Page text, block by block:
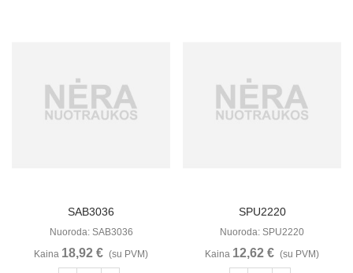
SAB3036
Nuoroda: SAB3036
Kaina 18,92 € (su PVM)
SPU2220
Nuoroda: SPU2220
Kaina 12,62 € (su PVM)